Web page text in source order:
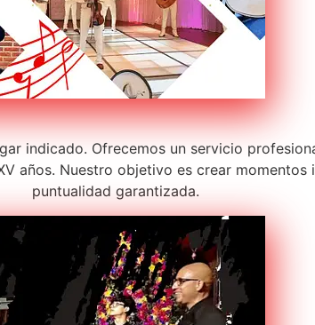
indicado. Ofrecemos un servicio
años. Nuestro objetivo es crear
puntualidad garantizada.